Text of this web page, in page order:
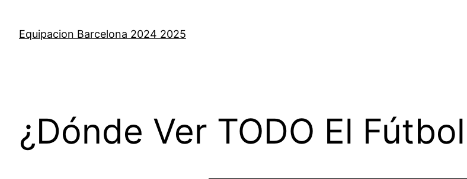
contenido
Equipacion Barcelona 2024 2025
¿Dónde Ver TODO El